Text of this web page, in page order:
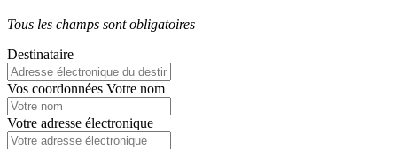
Tous les champs sont obligatoires
Destinataire
Vos coordonnées Votre nom
Votre adresse électronique